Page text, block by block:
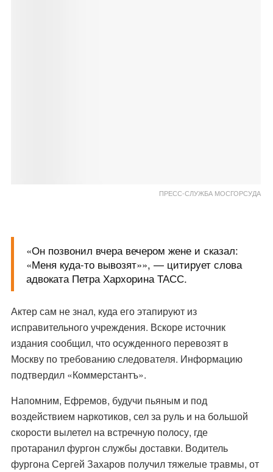
ПРЕСС-СЛУЖБА МОСГОРСУДА
«Он позвонил вчера вечером жене и сказал:
«Меня куда-то вывозят»», — цитирует слова
адвоката Петра ХархоринаТАСС.
Актер сам не знал, куда его этапируют из
исправительного учреждения. Вскоре источник
издания сообщил, что осужденного перевозят в
Москву по требованию следователя. Информацию
подтвердил «Коммерстантъ».
Напомним, Ефремов, будучи пьяным и под
воздействием наркотиков, сел за руль и на большой
скорости вылетел на встречную полосу, где
протаранил фургон службы доставки. Водитель
фургона Сергей Захаров получил тяжелые травмы, от